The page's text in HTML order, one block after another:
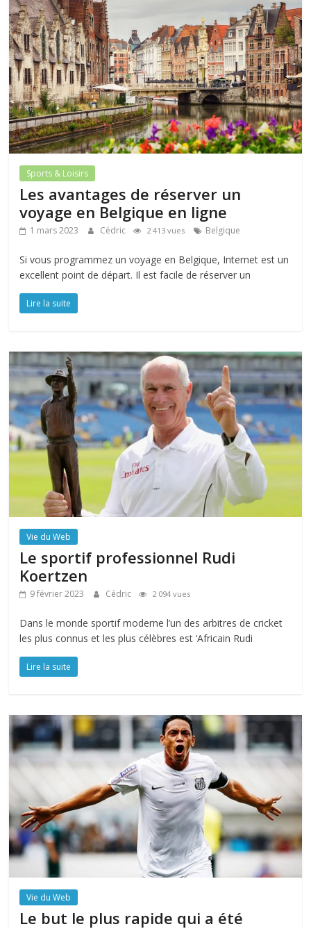
Sports & Loisirs
Les avantages de réserver un
voyage en Belgique en ligne
1 mars 2023 Cédric 2 413 vues Belgique
Si vous programmez un voyage en Belgique, Internet est un
excellent point de départ. Il est facile de réserver un
Lire la suite
Vie du Web
Le sportif professionnel Rudi
Koertzen
9 février 2023 Cédric 2 094 vues
Dans le monde sportif moderne l’un des arbitres de cricket
les plus connus et les plus célèbres est ‘Africain Rudi
Lire la suite
Vie du Web
Le but le plus rapide qui a été